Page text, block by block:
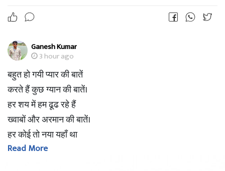
Ganesh Kumar
3 hour ago
बहुत हो गयी प्यार की बातें
करते हैं कुछ ग्यान की बातें।
हर शय में हम ढूढ रहे हैं
ख्वाबों और अरमान की बातें।
हर कोई तो नया यहाँ था
फिर करते क्यूँ अनुभव की बातें।
Read More